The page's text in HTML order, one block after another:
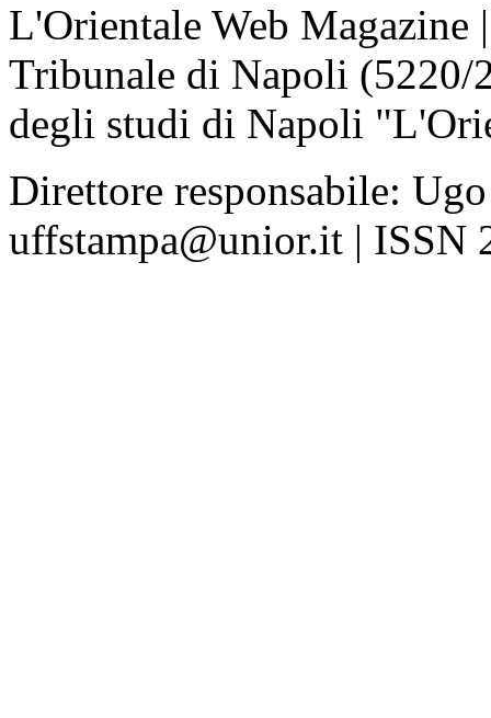
L'Orientale Web Magazine
Tribunale di Napoli
degli studi di Napoli
Direttore responsabile:
uffstampa@unior.it | ISSN